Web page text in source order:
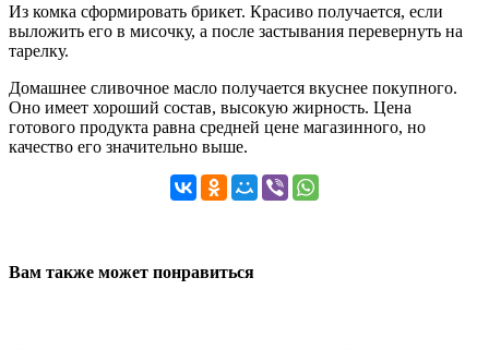
Из комка сформировать брикет. Красиво получается, если
выложить его в мисочку, а после застывания перевернуть на
тарелку.
Домашнее сливочное масло получается вкуснее покупного.
Оно имеет хороший состав, высокую жирность. Цена
готового продукта равна средней цене магазинного, но
качество его значительно выше.
Вам также может понравиться